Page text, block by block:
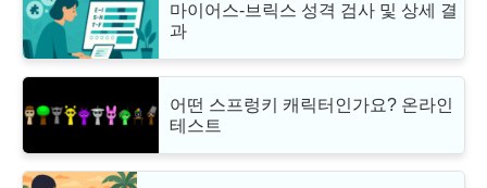
마이어스-브릭스 성격 검사 및 상세 결
과
어떤 스프렁키 캐릭터인가요? 온라인
테스트